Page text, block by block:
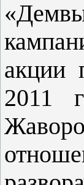
акции
2011